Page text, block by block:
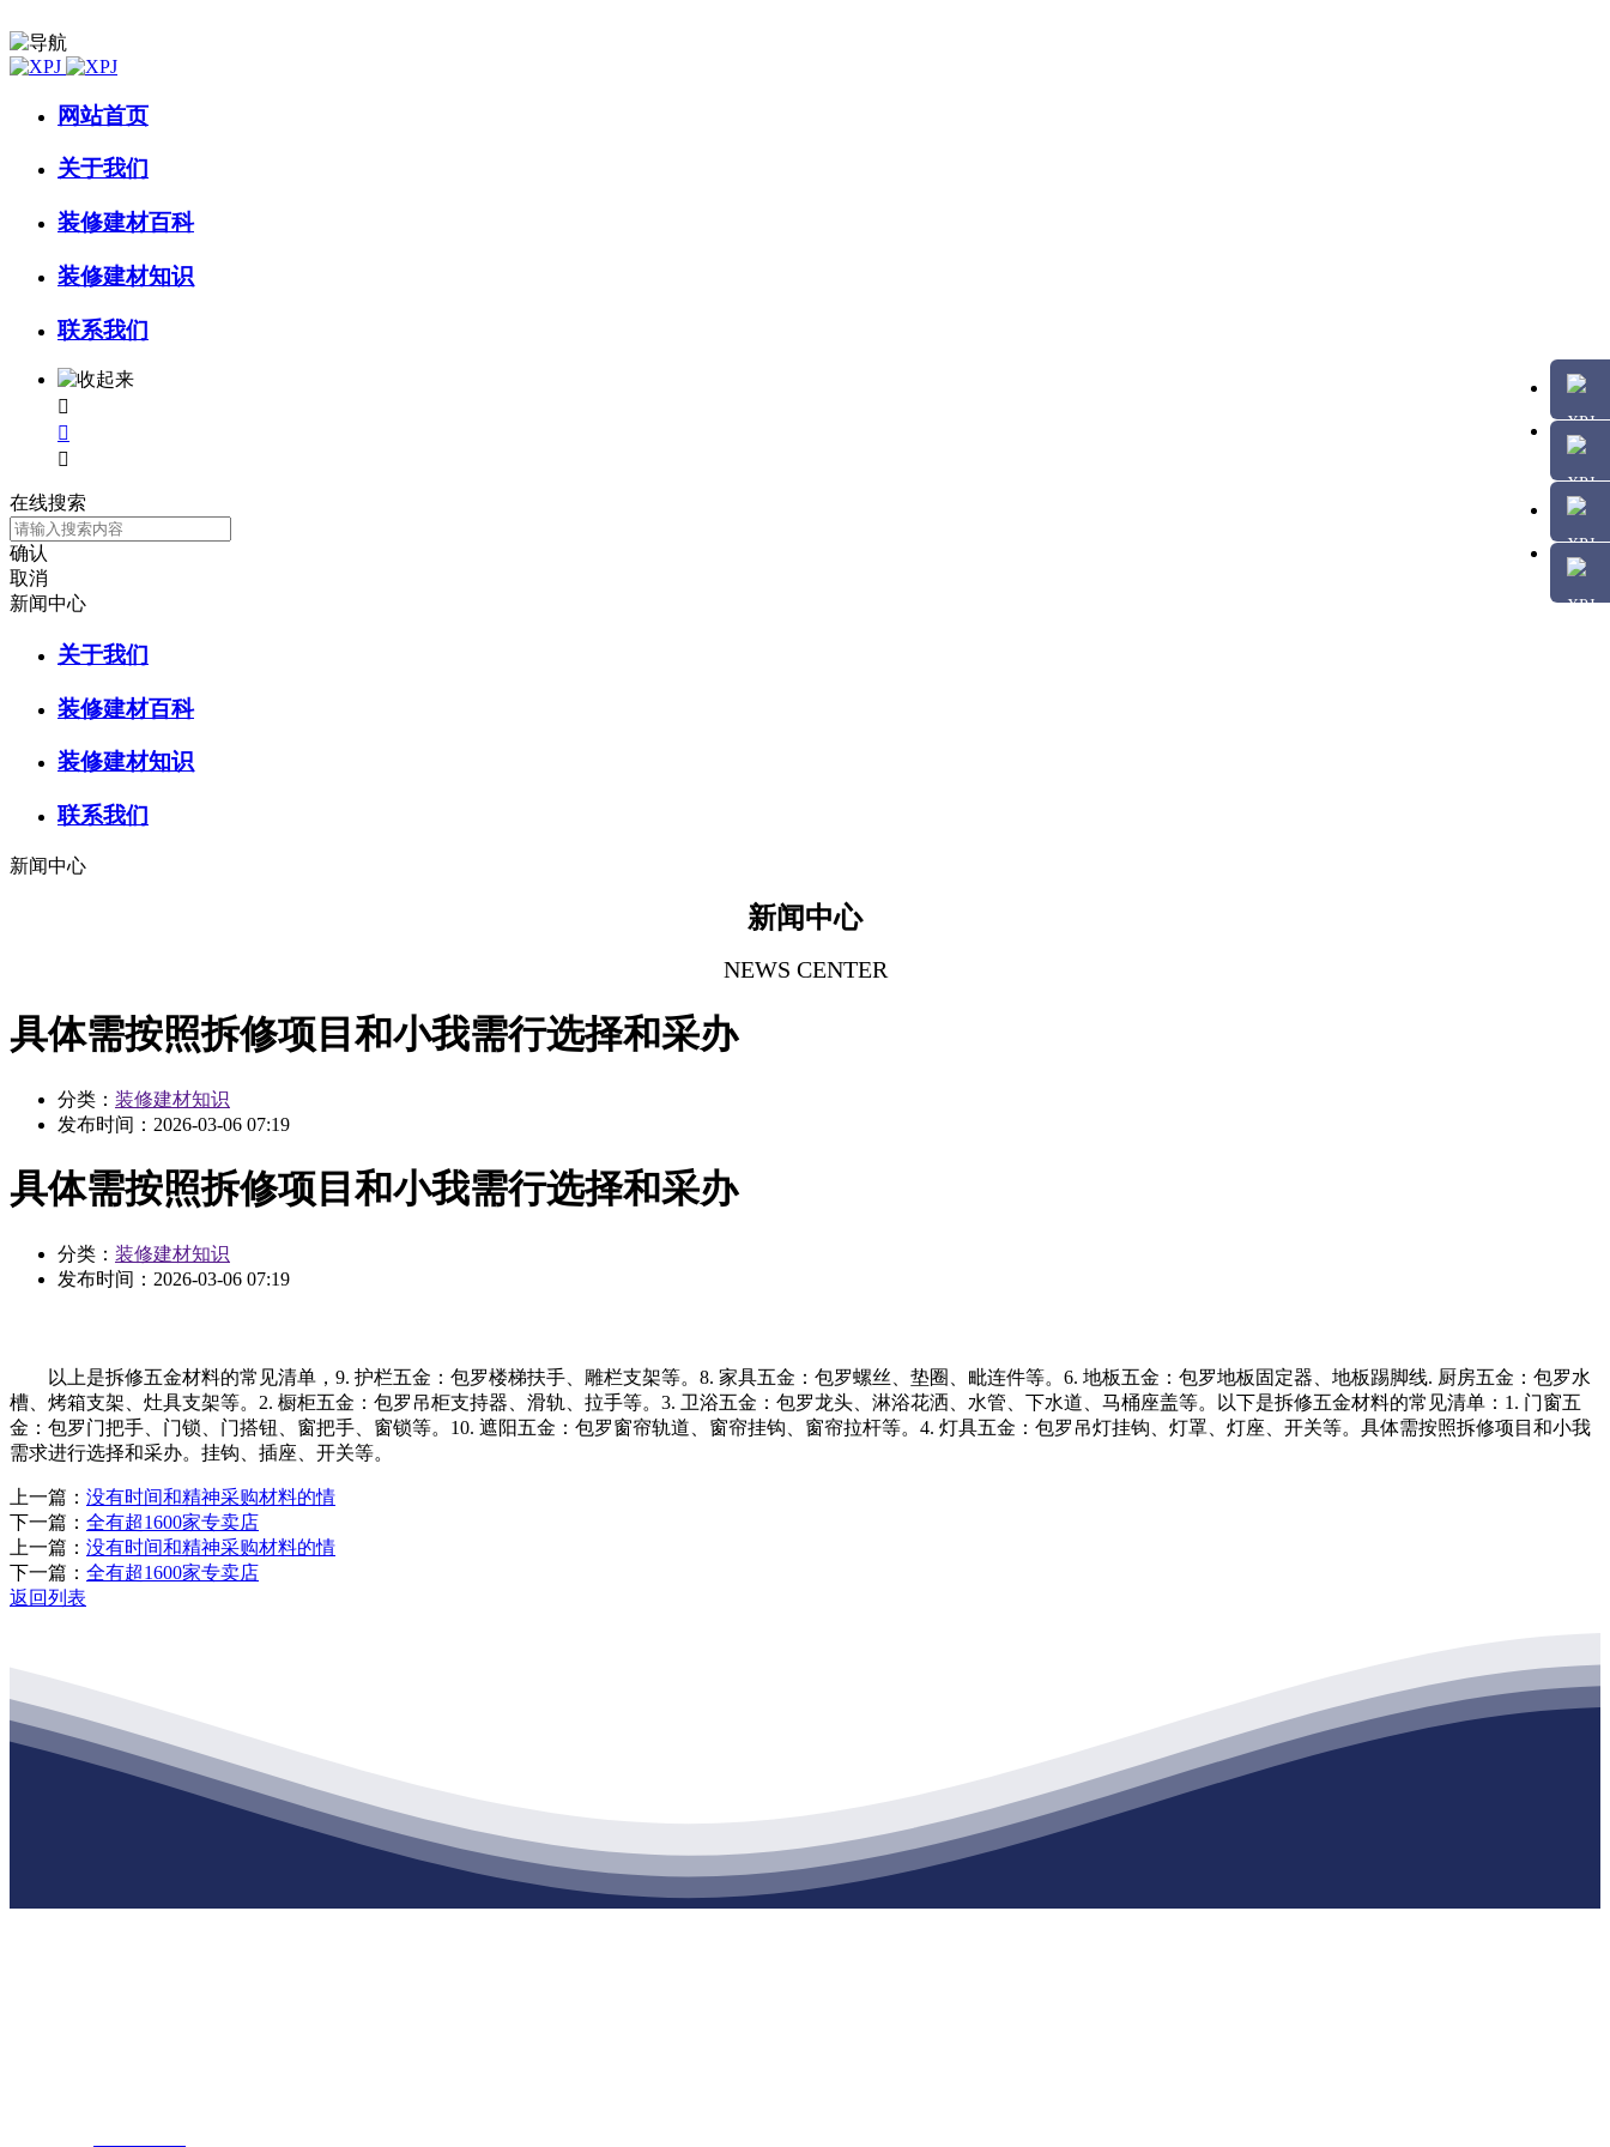
网站首页
关于我们
装修建材百科
装修建材知识
联系我们



在线搜索
确认
取消
新闻中心
关于我们
装修建材百科
装修建材知识
联系我们
新闻中心
新闻中心
NEWS CENTER
具体需按照拆修项目和小我需行选择和采办
分类： 装修建材知识
发布时间： 2026-03-06 07:19
具体需按照拆修项目和小我需行选择和采办
分类： 装修建材知识
发布时间： 2026-03-06 07:19
以上是拆修五金材料的常见清单，9. 护栏五金：包罗楼梯扶手、雕栏支架等。8. 家具五金：包罗螺丝、垫圈、毗连件等。6. 地板五金：包罗地板固定器、地板踢脚线. 厨房五金：包罗水
槽、烤箱支架、灶具支架等。2. 橱柜五金：包罗吊柜支持器、滑轨、拉手等。3. 卫浴五金：包罗龙头、淋浴花洒、水管、下水道、马桶座盖等。以下是拆修五金材料的常见清单：1. 门窗五
金：包罗门把手、门锁、门搭钮、窗把手、窗锁等。10. 遮阳五金：包罗窗帘轨道、窗帘挂钩、窗帘拉杆等。4. 灯具五金：包罗吊灯挂钩、灯罩、灯座、开关等。具体需按照拆修项目和小我
需求进行选择和采办。挂钩、插座、开关等。
上一篇： 没有时间和精神采购材料的情
下一篇： 全有超1600家专卖店
上一篇： 没有时间和精神采购材料的情
下一篇： 全有超1600家专卖店
返回列表